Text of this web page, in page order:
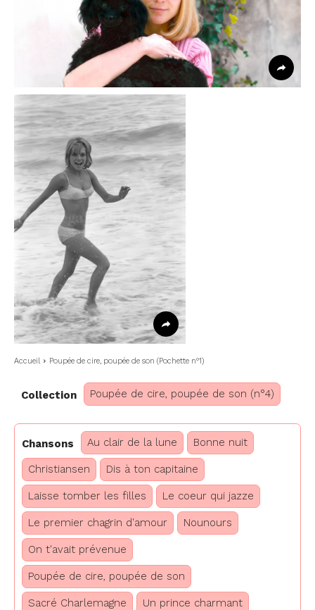
Accueil Poupée de cire, poupée de son (Pochette n°1)
Collection Poupée de cire, poupée de son (n°4)
Chansons Au clair de la lune Bonne nuit
Christiansen Dis à ton capitaine
Laisse tomber les filles Le coeur qui jazze
Le premier chagrin d'amour Nounours
On t'avait prévenue
Poupée de cire, poupée de son
Sacré Charlemagne Un prince charmant